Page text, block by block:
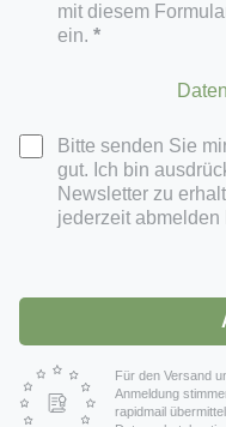
mit diesem
ein.
Bitte senden Sie
gut. Ich bin
Newsletter zu
jederzeit abmelden
Für den Versand
Anmeldung
rapidmail